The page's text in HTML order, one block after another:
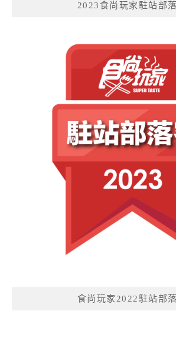
2023食尚玩家駐站部
食尚玩家2022駐站部